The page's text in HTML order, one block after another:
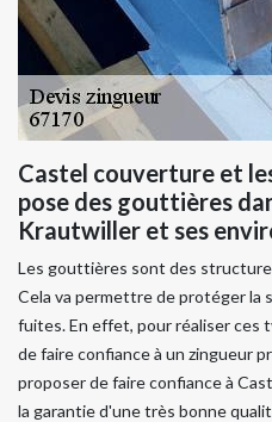
Castel couverture et
pose des gouttières
Krautwiller et ses
Les gouttières sont des
Cela va permettre de protéger la
fuites. En effet, pour réaliser ces
de faire confiance à un zingueur
proposer de faire confiance à
la garantie d'une très bonne